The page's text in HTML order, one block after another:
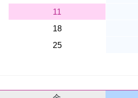
11
18
25